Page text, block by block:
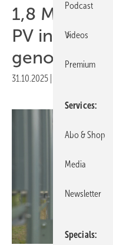
1,8
PV in
genommen
31.10.2025
Podcast
Videos
Premium
Services
Abo & Shop
Media
Newsletter
Specials